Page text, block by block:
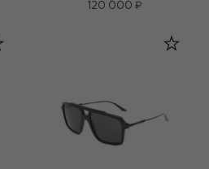
120 000 ₽